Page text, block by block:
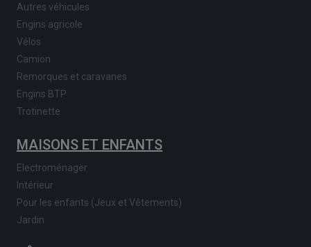
Autres véhicules
Engins agricole
Vélos
Camion
Remorques et caravanes
Engins BTP
Trotinette
MAISONS ET ENFANTS
Electroménager
Intérieur
Pour les enfants (Jeux et Vêtements)
Jardin